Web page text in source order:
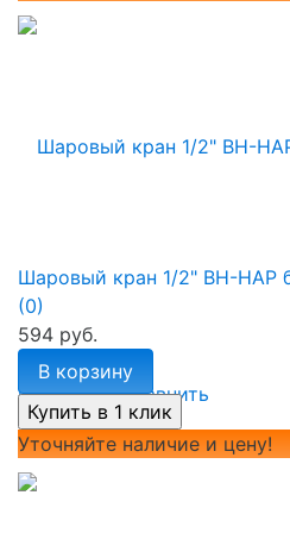
избранное сравнить
Шаровый кран 1/2" ВН-НАР
(0)
594 руб.
В корзину
Уточняйте наличие и цену!